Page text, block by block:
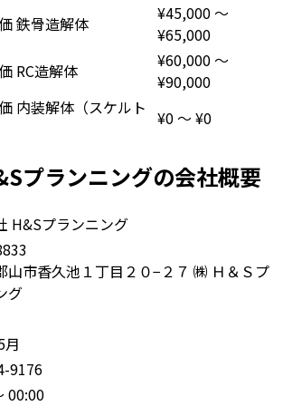
鉄骨造解体 ¥45,000〜
¥65,000
RC造解体 ¥60,000〜
¥90,000
内装解体（スケルト ¥0〜¥0
プランニングの会社概要
H&Sプランニング
山市香久池１丁目２０−２７ ㈱ Ｈ＆Ｓプ
グ
月
9176
00:00